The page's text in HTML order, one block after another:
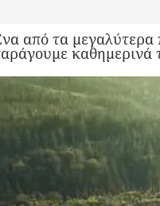
από τα μεγαλύτερα
καθημερινά